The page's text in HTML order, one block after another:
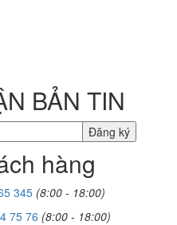
BẢN TIN
hàng
345 (8:00 - 18:00)
75 76 (8:00 - 18:00)